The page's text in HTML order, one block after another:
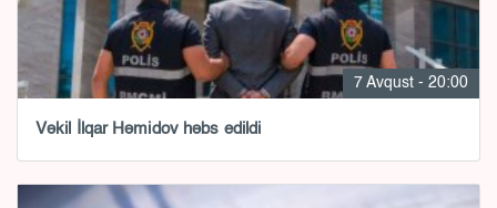
7 Avqust - 20:00
Vəkil İlqar Həmidov həbs edildi